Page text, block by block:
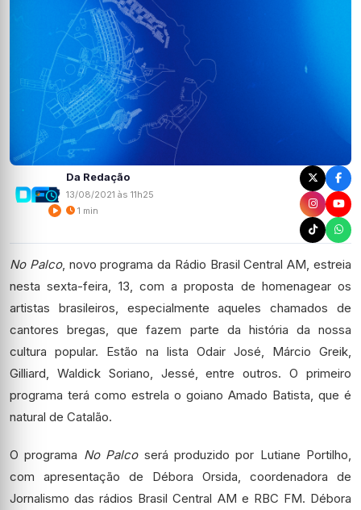
Da Redação
13/08/2021 às 11h25
1 min
No Palco, novo programa da Rádio Brasil Central AM, estreia
nesta sexta-feira, 13, com a proposta de homenagear os
artistas brasileiros, especialmente aqueles chamados de
cantores bregas, que fazem parte da história da nossa
cultura popular. Estão na lista Odair José, Márcio Greik,
Gilliard, Waldick Soriano, Jessé, entre outros. O primeiro
programa terá como estrela o goiano Amado Batista, que é
natural de Catalão.
O programa No Palcoserá produzido por Lutiane Portilho,
com apresentação de Débora Orsida, coordenadora de
Jornalismo das rádios Brasil Central AM e RBC FM. Débora